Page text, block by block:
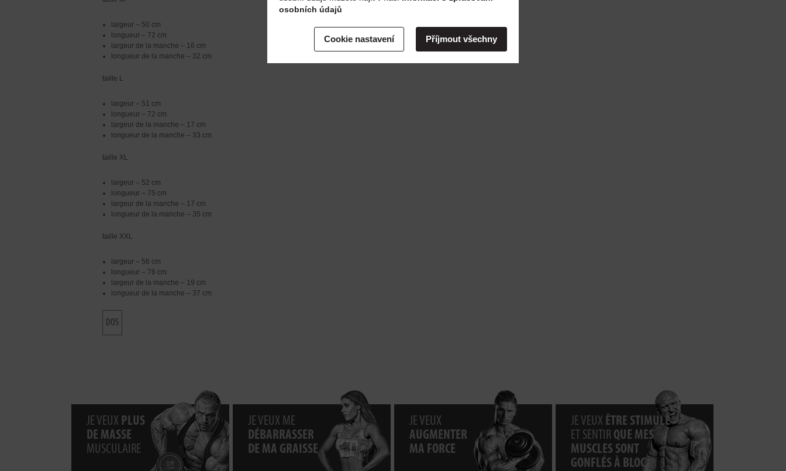
largeur – 50 cm
longueur – 72 cm
largeur de la manche – 16 cm
longueur de la manche – 32 cm
taille L
largeur – 51 cm
longueur – 72 cm
largeur de la manche – 17 cm
longueur de la manche – 33 cm
taille XL
largeur – 52 cm
longueur – 75 cm
largeur de la manche – 17 cm
longueur de la manche – 35 cm
taille XXL
largeur – 56 cm
longueur – 76 cm
largeur de la manche – 19 cm
longueur de la manche – 37 cm
DOS
JE VEUX PLUS
DE MASSE
MUSCULAIRE
JE VEUX ME
DÉBARRASSER
DE MA GRAISSE
JE VEUX
AUGMENTER
MA FORCE
JE VEUX ÊTRE STIMULÉ
ET SENTIR QUE MES
MUSCLES SONT
GONFLÉS À BLOC
osobních údajů
Cookie nastavení Příjmout všechny